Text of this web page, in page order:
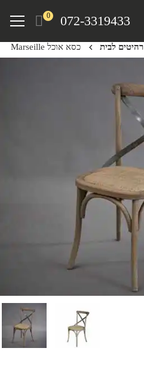
072-3319433
0
Menu
רהיטים לבית כסא אוכל Marseille